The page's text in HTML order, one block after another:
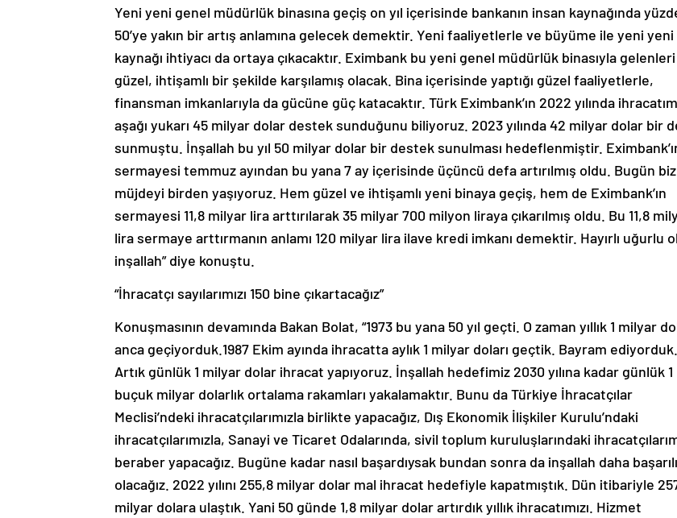
Yeni yeni genel müdürlük binasına geçiş on yıl içerisinde bankanın insan kaynağında
50’ye yakın bir artış anlamına gelecek demektir. Yeni faaliyetlerle ve büyüme ile yeni
kaynağı ihtiyacı da ortaya çıkacaktır. Eximbank bu yeni genel müdürlük binasıyla
güzel, ihtişamlı bir şekilde karşılamış olacak. Bina içerisinde yaptığı güzel faaliyetlerle,
finansman imkanlarıyla da gücüne güç katacaktır. Türk Eximbank’ın 2022 yılında
aşağı yukarı 45 milyar dolar destek sunduğunu biliyoruz. 2023 yılında 42 milyar dolar bir
sunmuştu. İnşallah bu yıl 50 milyar dolar bir destek sunulması hedeflenmiştir.
sermayesi temmuz ayından bu yana 7 ay içerisinde üçüncü defa artırılmış oldu. Bugün
müjdeyi birden yaşıyoruz. Hem güzel ve ihtişamlı yeni binaya geçiş, hem de Eximbank’ın
sermayesi 11,8 milyar lira arttırılarak 35 milyar 700 milyon liraya çıkarılmış oldu. Bu 11,8
lira sermaye arttırmanın anlamı 120 milyar lira ilave kredi imkanı demektir. Hayırlı uğurlu
inşallah” diye konuştu.
“İhracatçı sayılarımızı 150 bine çıkartacağız”
Konuşmasının devamında Bakan Bolat, “1973 bu yana 50 yıl geçti. O zaman yıllık 1 milyar
anca geçiyorduk.1987 Ekim ayında ihracatta aylık 1 milyar doları geçtik. Bayram ediyorduk.
Artık günlük 1 milyar dolar ihracat yapıyoruz. İnşallah hedefimiz 2030 yılına kadar günlük 1
buçuk milyar dolarlık ortalama rakamları yakalamaktır. Bunu da Türkiye İhracatçılar
Meclisi’ndeki ihracatçılarımızla birlikte yapacağız, Dış Ekonomik İlişkiler Kurulu’ndaki
ihracatçılarımızla, Sanayi ve Ticaret Odalarında, sivil toplum kuruluşlarındaki
beraber yapacağız. Bugüne kadar nasıl başardıysak bundan sonra da inşallah daha başarılı
olacağız. 2022 yılını 255,8 milyar dolar mal ihracat hedefiyle kapatmıştık. Dün itibariyle
milyar dolara ulaştık. Yani 50 günde 1,8 milyar dolar artırdık yıllık ihracatımızı. Hizmet